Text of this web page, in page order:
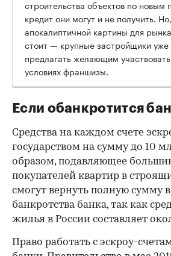
строительства объектов по новым
кредит они могут и не получить.
апокалиптичной картины для
стоит — крупные застройщики
предлагать желающим
условиях франшизы.
Если обанкротится
Средства на каждом счете
государством на сумму до 10
образом, подавляющее
покупателей квартир в
смогут вернуть полную сумму в
банкротства банка, так как
жилья в России составляет
Право работать с эскроу-